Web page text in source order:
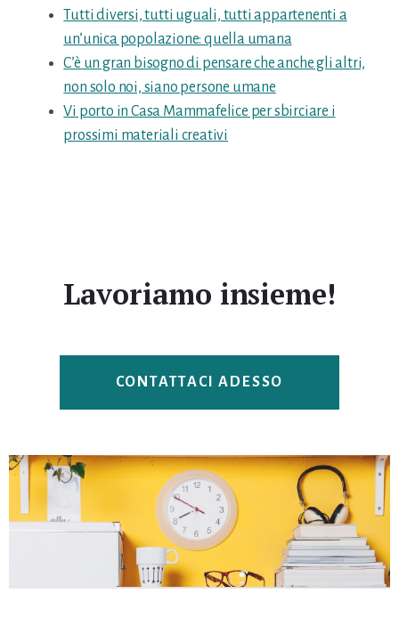
Tutti diversi, tutti uguali, tutti appartenenti a
un’unica popolazione: quella umana
C’è un gran bisogno di pensare che anche gli altri,
non solo noi, siano persone umane
Vi porto in Casa Mammafelice per sbirciare i
prossimi materiali creativi
Lavoriamo insieme!
CONTATTACI ADESSO